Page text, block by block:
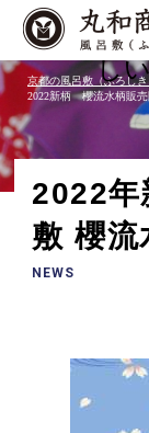
京都の風呂敷（ふろし
2022新柄 櫻流水柄販売
2022年
敷 櫻
NEWS
２０２２
し